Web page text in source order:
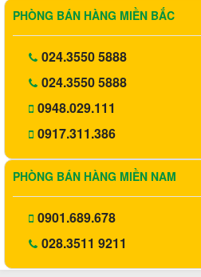
PHÒNG BÁN HÀNG MIỀN BẮC
024.3550 5888
024.3550 5888
0948.029.111
0917.311.386
PHÒNG BÁN HÀNG MIỀN NAM
0901.689.678
028.3511 9211